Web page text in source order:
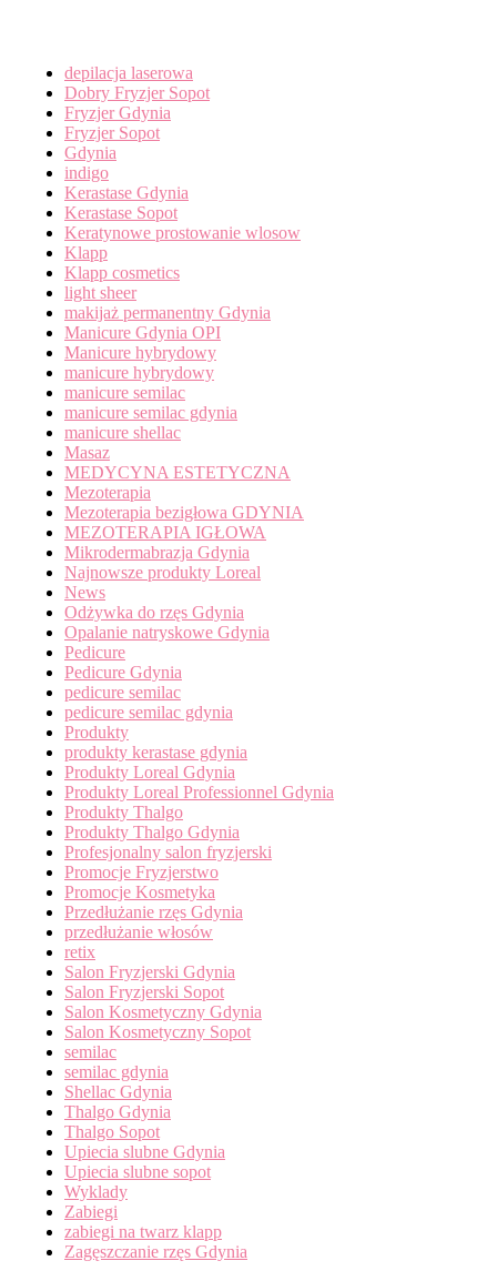
depilacja laserowa
Dobry Fryzjer Sopot
Fryzjer Gdynia
Fryzjer Sopot
Gdynia
indigo
Kerastase Gdynia
Kerastase Sopot
Keratynowe prostowanie wlosow
Klapp
Klapp cosmetics
light sheer
makijaż permanentny Gdynia
Manicure Gdynia OPI
Manicure hybrydowy
manicure hybrydowy
manicure semilac
manicure semilac gdynia
manicure shellac
Masaz
MEDYCYNA ESTETYCZNA
Mezoterapia
Mezoterapia bezigłowa GDYNIA
MEZOTERAPIA IGŁOWA
Mikrodermabrazja Gdynia
Najnowsze produkty Loreal
News
Odżywka do rzęs Gdynia
Opalanie natryskowe Gdynia
Pedicure
Pedicure Gdynia
pedicure semilac
pedicure semilac gdynia
Produkty
produkty kerastase gdynia
Produkty Loreal Gdynia
Produkty Loreal Professionnel Gdynia
Produkty Thalgo
Produkty Thalgo Gdynia
Profesjonalny salon fryzjerski
Promocje Fryzjerstwo
Promocje Kosmetyka
Przedłużanie rzęs Gdynia
przedłużanie włosów
retix
Salon Fryzjerski Gdynia
Salon Fryzjerski Sopot
Salon Kosmetyczny Gdynia
Salon Kosmetyczny Sopot
semilac
semilac gdynia
Shellac Gdynia
Thalgo Gdynia
Thalgo Sopot
Upiecia slubne Gdynia
Upiecia slubne sopot
Wyklady
Zabiegi
zabiegi na twarz klapp
Zagęszczanie rzęs Gdynia